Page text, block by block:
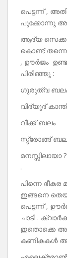
പെട്ടന്ന് ,
പുക്കോന്നു
ആദ്യ
കൊണ്ട് തന്നെ
, ഊർജം
പിരിഞ്ഞു :
ഗുരുത്വ
വിദ്യുദ്
വീക്ക് ബലം
സ്ട്രോങ്ങ്
മനസ്സിലായാ
.
പിന്നെ
ഇങ്ങനെ
പെട്ടന്ന് ,
ചാടി .
ഇതൊക്കെ
കണികകൾ